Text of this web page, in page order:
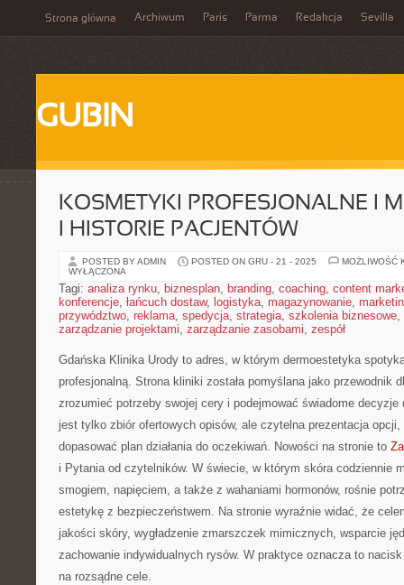
Strona główna Archiwum Paris Parma Redakcja Sevilla
GUBIN
KOSMETYKI PROFESJONALNE I
I HISTORIE PACJENTÓW
POSTED BY ADMIN POSTED ON GRU - 21 - 2025
MOŻLIWOŚĆ
WYŁĄCZONA
Tagi: analiza rynku, biznesplan, branding, coaching, content
konferencje, łańcuch dostaw, logistyka, magazynowanie,
przywództwo, reklama, spedycja, strategia, szkolenia biznesowe,
zarządzanie projektami, zarządzanie zasobami, zespół
Gdańska Klinika Urody to adres, w którym dermoestetyka
profesjonalną. Strona kliniki została pomyślana jako przewodnik
zrozumieć potrzeby swojej cery i podejmować świadome decyzje
jest tylko zbiór ofertowych opisów, ale czytelna prezentacja opcji,
dopasować plan działania do oczekiwań. Nowości na stronie to
i Pytania od czytelników. W świecie, w którym skóra codziennie
smogiem, napięciem, a także z wahaniami hormonów, rośnie
estetykę z bezpieczeństwem. Na stronie wyraźnie widać, że
jakości skóry, wygładzenie zmarszczek mimicznych, wsparcie
zachowanie indywidualnych rysów. W praktyce oznacza to
na rozsądne cele.